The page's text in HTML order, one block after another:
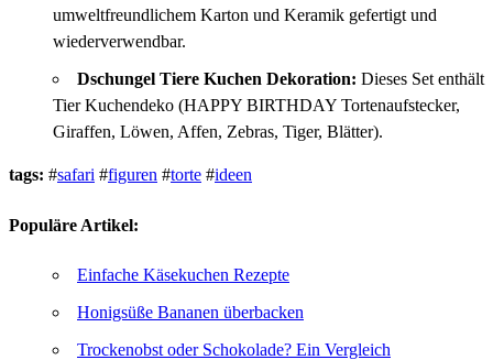
umweltfreundlichem Karton und Keramik gefertigt und
wiederverwendbar.
Dschungel Tiere Kuchen Dekoration: Dieses Set enthält
Tier Kuchendeko (HAPPY BIRTHDAY Tortenaufstecker,
Giraffen, Löwen, Affen, Zebras, Tiger, Blätter).
tags: #safari #figuren #torte #ideen
Populäre Artikel:
Einfache Käsekuchen Rezepte
Honigsüße Bananen überbacken
Trockenobst oder Schokolade? Ein Vergleich